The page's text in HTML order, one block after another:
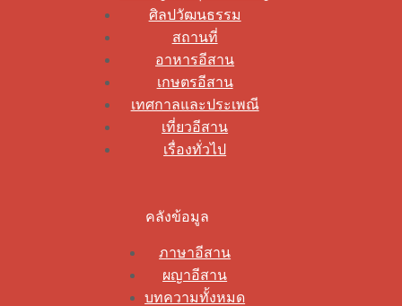
ศิลปวัฒนธรรม
สถานที่
อาหารอีสาน
เกษตรอีสาน
เทศกาลและประเพณี
เที่ยวอีสาน
เรื่องทั่วไป
คลังข้อมูล
ภาษาอีสาน
ผญาอีสาน
บทความทั้งหมด